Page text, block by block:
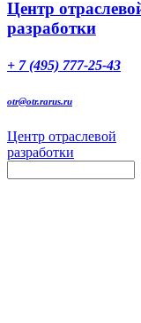
Центр
разработки
+ 7 (495) 777-25-43
otr@otr.rarus.ru
Центр отраслевой
разработки